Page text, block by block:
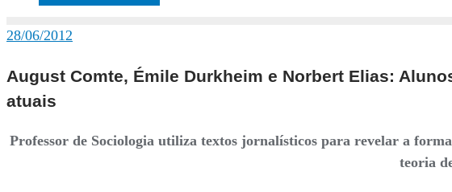
28/06/2012
August Comte, Émile Durkheim e Norbert Elias:
atuais
Professor de Sociologia utiliza textos jornalísticos para revelar a
teoria